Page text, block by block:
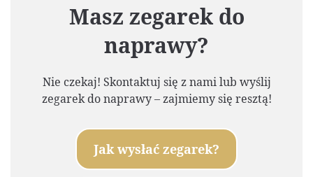
Masz zegarek do
naprawy?
Nie czekaj! Skontaktuj się z nami lub wyślij
zegarek do naprawy – zajmiemy się resztą!
Jak wysłać zegarek?